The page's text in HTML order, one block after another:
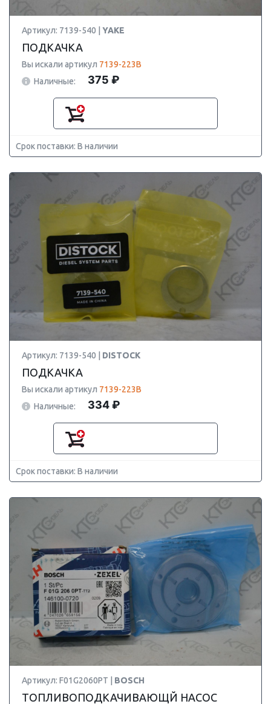
Артикул: 7139-540 | YAKE
ПОДКАЧКА
Вы искали артикул 7139-223B
Наличные:
375 ₽
Срок поставки: В наличии
Артикул: 7139-540 | DISTOCK
ПОДКАЧКА
Вы искали артикул 7139-223B
Наличные:
334 ₽
Срок поставки: В наличии
Артикул: F01G2060PT | BOSCH
ТОПЛИВОПОДКАЧИВАЮЩЙ НАСОС